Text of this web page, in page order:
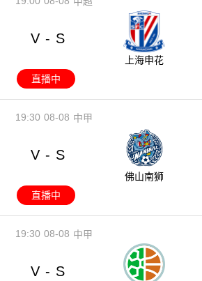
V - S
上海申花
直播中
08-08
19:30 中甲
V - S
佛山南狮
直播中
08-08
19:30 中甲
V - S